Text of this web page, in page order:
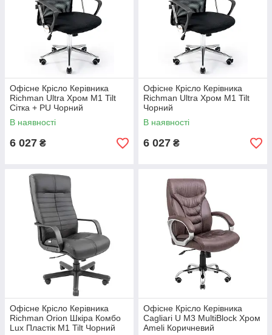
Офісне Крісло Керівника
Richman Ultra Хром М1 Tilt
Сітка + PU Чорний
В наявності
6 027 ₴
Офісне Крісло Керівника
Richman Ultra Хром М1 Tilt
Чорний
В наявності
6 027 ₴
Офісне Крісло Керівника
Richman Orion Шкіра Комбо
Lux Пластік М1 Tilt Чорний
Офісне Крісло Керівника
Cagliari U М3 MultiBlock Хром
Ameli Коричневий